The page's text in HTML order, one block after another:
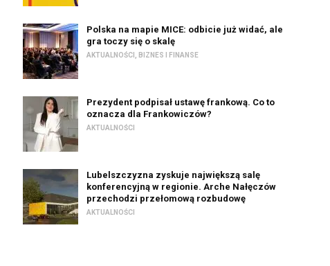
Polska na mapie MICE: odbicie już widać, ale
gra toczy się o skalę
AKTUALNOŚCI BIZNES I FINANSE
Prezydent podpisał ustawę frankową. Co to
oznacza dla Frankowiczów?
AKTUALNOŚCI
Lubelszczyzna zyskuje największą salę
konferencyjną w regionie. Arche Nałęczów
przechodzi przełomową rozbudowę
AKTUALNOŚCI